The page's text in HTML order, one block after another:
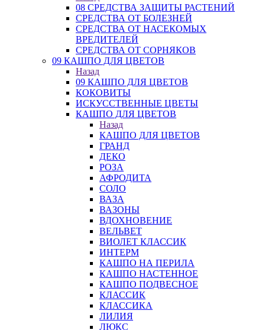
08 СРЕДСТВА ЗАЩИТЫ РАСТЕНИЙ
СРЕДСТВА ОТ БОЛЕЗНЕЙ
СРЕДСТВА ОТ НАСЕКОМЫХ
ВРЕДИТЕЛЕЙ
СРЕДСТВА ОТ СОРНЯКОВ
09 КАШПО ДЛЯ ЦВЕТОВ
Назад
09 КАШПО ДЛЯ ЦВЕТОВ
КОКОВИТЫ
ИСКУССТВЕННЫЕ ЦВЕТЫ
КАШПО ДЛЯ ЦВЕТОВ
Назад
КАШПО ДЛЯ ЦВЕТОВ
ГРАНД
ДЕКО
РОЗА
АФРОДИТА
СОЛО
ВАЗА
ВАЗОНЫ
ВДОХНОВЕНИЕ
ВЕЛЬВЕТ
ВИОЛЕТ КЛАССИК
ИНТЕРМ
КАШПО НА ПЕРИЛА
КАШПО НАСТЕННОЕ
КАШПО ПОДВЕСНОЕ
КЛАССИК
КЛАССИКА
ЛИЛИЯ
ЛЮКС